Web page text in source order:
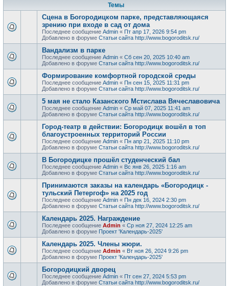
Темы
Сцена в Богородицком парке, представляющаяся
зрению при входе в сад от дома
Последнее сообщение Admin « Пт апр 17, 2026 9:54 pm
Добавлено в форуме Статьи сайта http://www.bogoroditsk.ru/
Вандализм в парке
Последнее сообщение Admin « Сб сен 20, 2025 10:40 am
Добавлено в форуме Статьи сайта http://www.bogoroditsk.ru/
Формирование комфортной городской среды
Последнее сообщение Admin « Пн сен 15, 2025 11:31 pm
Добавлено в форуме Статьи сайта http://www.bogoroditsk.ru/
5 мая не стало Казанского Мстислава Вячеславовича
Последнее сообщение Admin « Ср май 07, 2025 11:41 am
Добавлено в форуме Статьи сайта http://www.bogoroditsk.ru/
Город-театр в действии: Богородицк вошёл в топ
благоустроенных территорий России
Последнее сообщение Admin « Пн апр 21, 2025 11:10 pm
Добавлено в форуме Статьи сайта http://www.bogoroditsk.ru/
В Богородицке прошёл студенческий бал
Последнее сообщение Admin « Вс янв 26, 2025 1:16 am
Добавлено в форуме Статьи сайта http://www.bogoroditsk.ru/
Принимаются заказы на календарь «Богородицк -
тульский Петергоф» на 2025 год
Последнее сообщение Admin « Пн дек 16, 2024 2:30 pm
Добавлено в форуме Статьи сайта http://www.bogoroditsk.ru/
Календарь 2025. Награждение
Последнее сообщение Admin « Ср ноя 27, 2024 12:25 am
Добавлено в форуме Проект 'Календарь-2025'
Календарь 2025. Члены жюри.
Последнее сообщение Admin « Вт ноя 26, 2024 9:26 pm
Добавлено в форуме Проект 'Календарь-2025'
Богородицкий дворец
Последнее сообщение Admin « Пт сен 27, 2024 5:53 pm
Добавлено в форуме Статьи сайта http://www.bogoroditsk.ru/